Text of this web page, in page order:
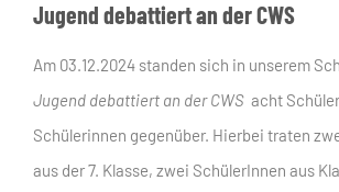
Jugend debattiert an der CWS
Am 03.12.2024 standen sich in unserem
Jugend debattiert an der CWS acht
Schülerinnen gegenüber. Hierbei traten
aus der 7. Klasse, zwei SchülerInnen aus